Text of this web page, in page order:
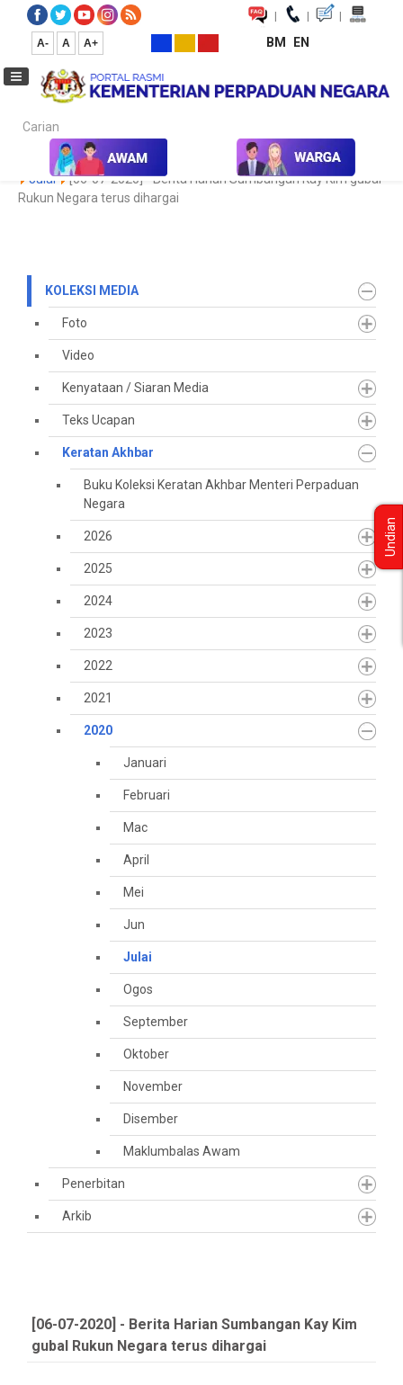
| | |
A- A A+ BM EN
Carian...
Laman Utama Media Koleksi Media Keratan Akhbar
Julai
[06-07-2020] - Berita Harian Sumbangan Kay Kim gubal
Rukun Negara terus dihargai
KOLEKSI MEDIA
Foto
Video
Kenyataan / Siaran Media
Teks Ucapan
Keratan Akhbar
Buku Koleksi Keratan Akhbar Menteri Perpaduan
Negara
2026
2025
2024
2023
2022
2021
2020
Januari
Februari
Mac
April
Mei
Jun
Julai
Ogos
September
Oktober
November
Disember
Maklumbalas Awam
Penerbitan
Arkib
[06-07-2020] - Berita Harian Sumbangan Kay Kim
gubal Rukun Negara terus dihargai
Undian